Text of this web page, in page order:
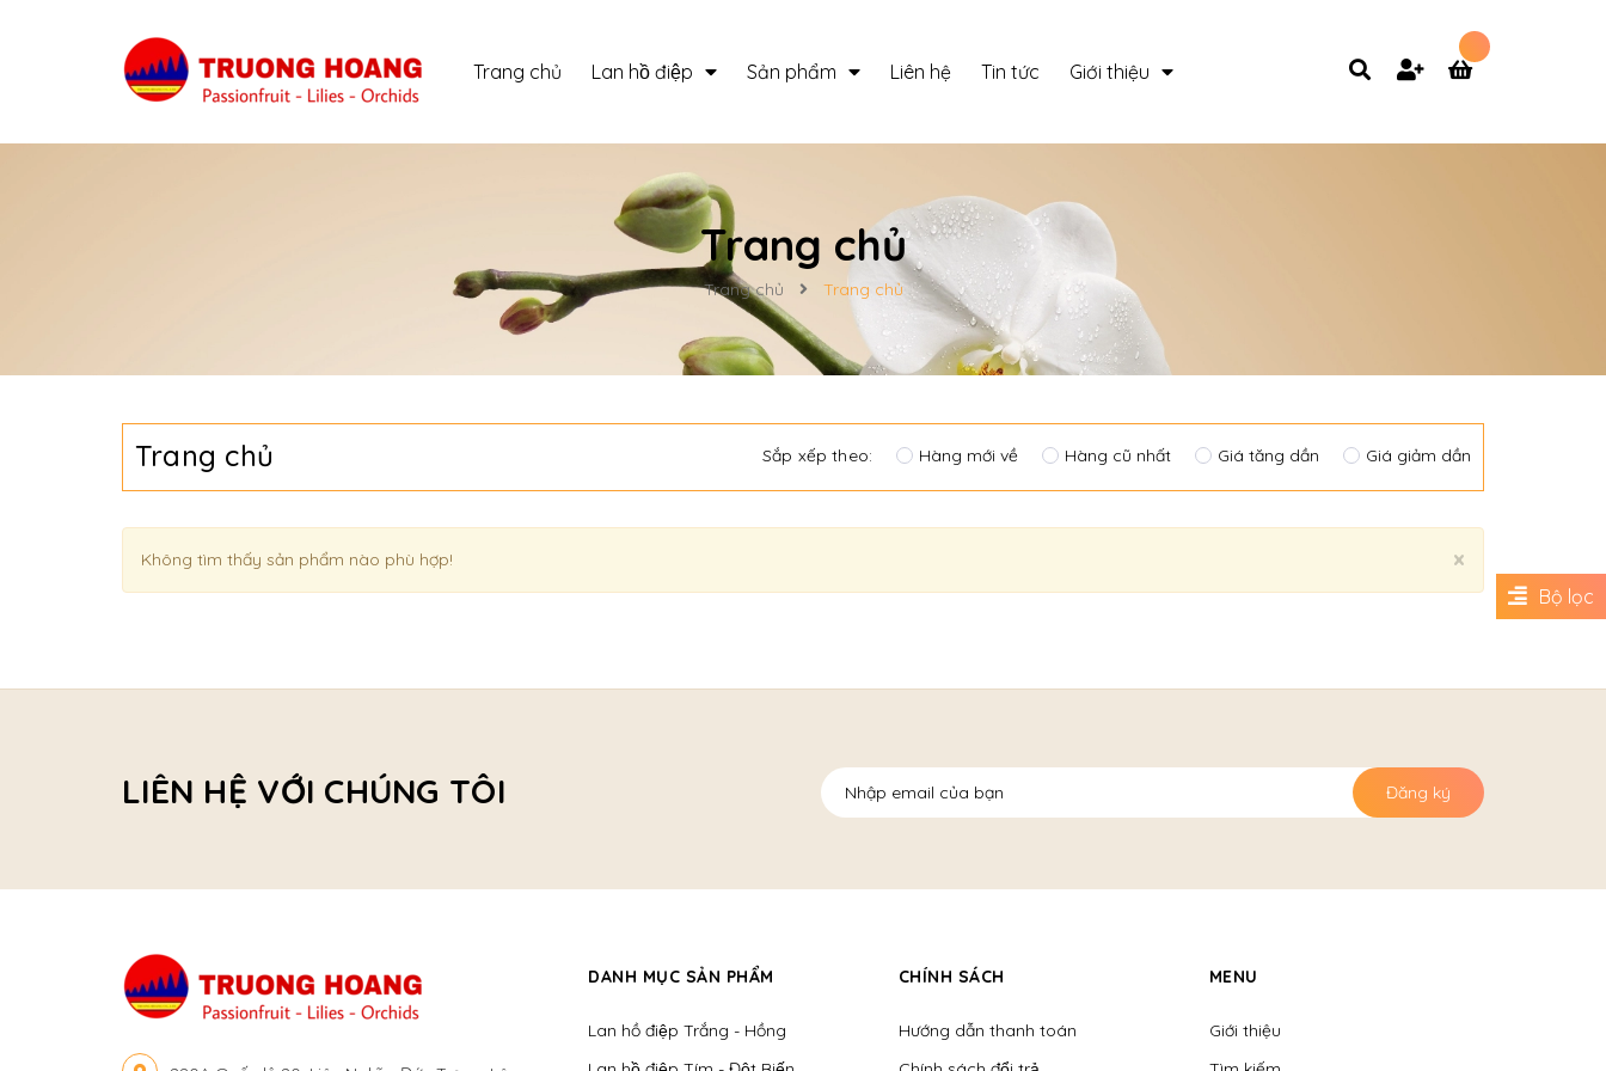
Trang chủ Lan hồ điệp Sản phẩm Liên hệ Tin tức Giới thiệu
Trang chủ
Trang chủ Trang chủ
Trang chủ Sắp xếp theo: Hàng mới về Hàng cũ nhất Giá tăng dần Giá giảm dần
×
Không tìm thấy sản phẩm nào phù hợp!
Bộ lọc
LIÊN HỆ VỚI CHÚNG TÔI Đăng ký
DANH MỤC SẢN PHẨM
Lan hồ điệp Trắng - Hồng
CHÍNH SÁCH
Hướng dẫn thanh toán
MENU
Giới thiệu